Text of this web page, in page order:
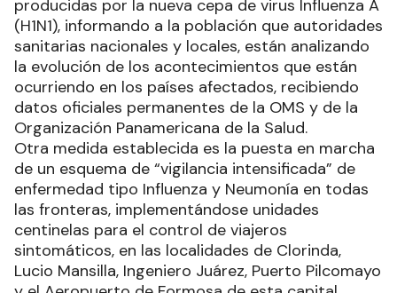
producidas por la nueva cepa de virus Influenza A
(H1N1), informando a la población que autoridades
sanitarias nacionales y locales, están analizando
la evolución de los acontecimientos que están
ocurriendo en los países afectados, recibiendo
datos oficiales permanentes de la OMS y de la
Organización Panamericana de la Salud.
Otra medida establecida es la puesta en marcha
de un esquema de “vigilancia intensificada” de
enfermedad tipo Influenza y Neumonía en todas
las fronteras, implementándose unidades
centinelas para el control de viajeros
sintomáticos, en las localidades de Clorinda,
Lucio Mansilla, Ingeniero Juárez, Puerto Pilcomayo